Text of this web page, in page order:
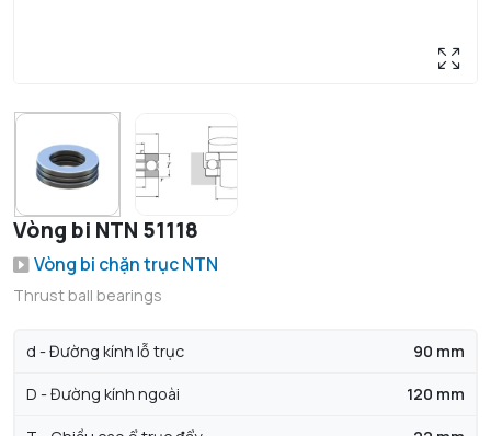
Vòng bi NTN 51118
Vòng bi chặn trục NTN
Thrust ball bearings
d - Đường kính lỗ trục 90 mm
D - Đường kính ngoài 120 mm